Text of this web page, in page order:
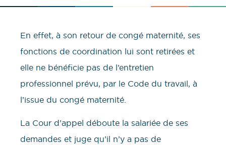
En effet, à son retour de congé maternité, ses
fonctions de coordination lui sont retirées et
elle ne bénéficie pas de l’entretien
professionnel prévu, par le Code du travail, à
l’issue du congé maternité.
La Cour d’appel déboute la salariée de ses
demandes et juge qu’il n’y a pas de